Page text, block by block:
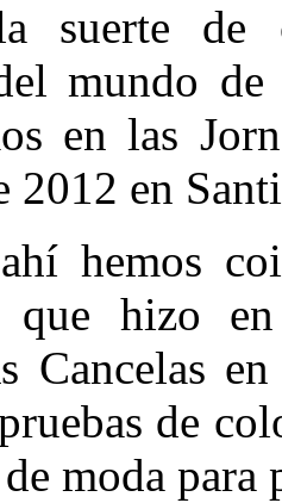
suerte de
mundo
en las
2012 en
hemos
que hizo
Cancelas
de
moda